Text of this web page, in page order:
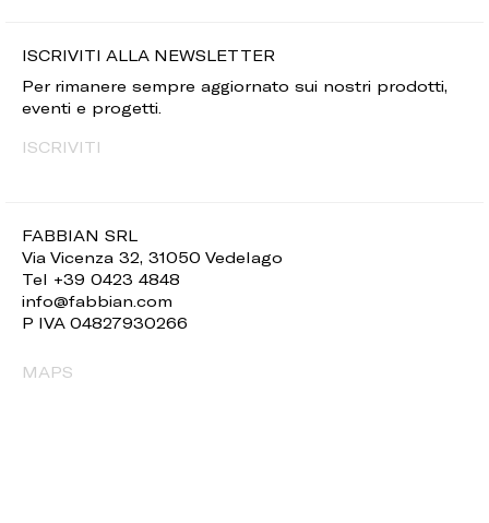
FABBIAN SRL
Via Vicenza 32, 31050 Vedelago
Tel +39 0423 4848
info@fabbian.com
P IVA 04827930266
MAPS
ISCRIVITI ALLA NEWSLETTER
Per rimanere sempre aggiornato sui nostri prodotti,
eventi e progetti.
ISCRIVITI